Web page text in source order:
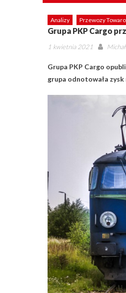
Analizy Przewozy
Grupa PKP Cargo
Posted
1 kwietnia 2021 Author
Grupa PKP Cargo
grupa odnotowała